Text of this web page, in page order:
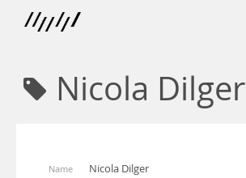
Nicola Dilger
Name Nicola Dilger